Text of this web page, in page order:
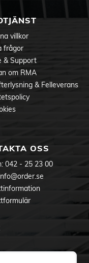
villkor
frågor
& Support
om RMA
& Felleverans
OSS
042 - 25 23 00